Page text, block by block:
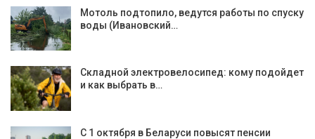
Мотоль подтопило, ведутся работы по спуску
воды (Ивановский…
Складной электровелосипед: кому подойдет
и как выбрать в…
С 1 октября в Беларуси повысят пенсии